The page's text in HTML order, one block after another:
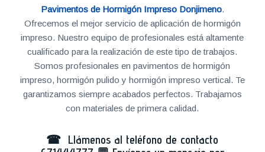
Pavimentos de Hormigón Impreso Donjimeno.
Ofrecemos el mejor servicio de aplicación de hormigón
impreso. Nuestro equipo de profesionales está altamente
cualificado para la realización de este tipo de trabajos.
Somos profesionales en pavimentos de hormigón
impreso, hormigón pulido y hormigón impreso vertical. Te
garantizamos siempre acabados perfectos. Trabajamos
con materiales de primera calidad.
☎ Llámenos al teléfono de contacto